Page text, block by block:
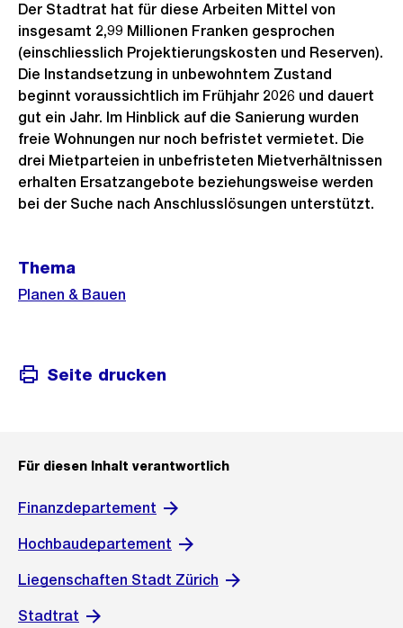
Der Stadtrat hat für diese Arbeiten Mittel von
insgesamt 2,99 Millionen Franken gesprochen
(einschliesslich Projektierungskosten und Reserven).
Die Instandsetzung in unbewohntem Zustand
beginnt voraussichtlich im Frühjahr 2026 und dauert
gut ein Jahr. Im Hinblick auf die Sanierung wurden
freie Wohnungen nur noch befristet vermietet. Die
drei Mietparteien in unbefristeten Mietverhältnissen
erhalten Ersatzangebote beziehungsweise werden
bei der Suche nach Anschlusslösungen unterstützt.
Weitere
Informationen
Thema
Planen & Bauen
Seite drucken
Für diesen Inhalt verantwortlich
Finanzdepartement
Hochbaudepartement
Liegenschaften Stadt Zürich
Stadtrat